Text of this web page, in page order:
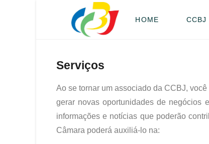
HOME CCBJ
Serviços
Ao se tornar um associado da CCBJ,
gerar novas oportunidades de negócios
informações e notícias que poderão
Câmara poderá auxiliá-lo na: